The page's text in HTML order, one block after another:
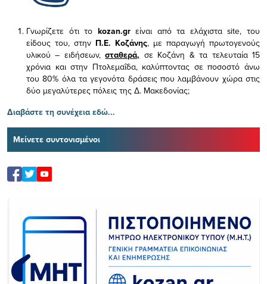
Γνωρίζετε ότι το kozan.gr είναι από τα ελάχισταsite, του
είδους του, στην Π.Ε. Κοζάνης, με παραγωγή πρωτογενούς
υλικού – ειδήσεων,σταθερά, σε Κοζάνη & τα τελευταία 15
χρόνια και στην Πτολεμαΐδα, καλύπτοντας σε ποσοστό άνω
του 80% όλα τα γεγονότα δράσεις που λαμβάνουν χώρα στις
δύο μεγαλύτερες πόλεις της Δ. Μακεδονίας;
Διαβάστε τη συνέχεια εδώ...
Μείνετε συντονισμένοι